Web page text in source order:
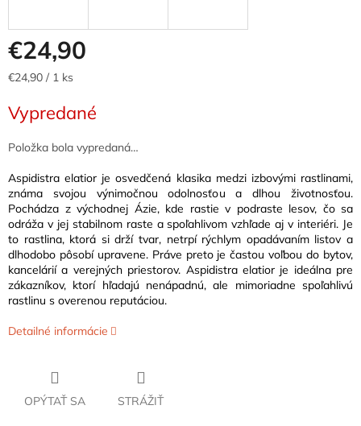
€24,90
Jednotková
€24,90 / 1 ks
Vypredané
Položka bola vypredaná…
Aspidistra elatior je osvedčená klasika medzi izbovými rastlinami,
známa svojou výnimočnou odolnosťou a dlhou životnosťou.
Pochádza z východnej Ázie, kde rastie v podraste lesov, čo sa
odráža v jej stabilnom raste a spoľahlivom vzhľade aj v interiéri. Je
to rastlina, ktorá si drží tvar, netrpí rýchlym opadávaním listov a
dlhodobo pôsobí upravene. Práve preto je častou voľbou do bytov,
kancelárií a verejných priestorov. Aspidistra elatior je ideálna pre
zákazníkov, ktorí hľadajú nenápadnú, ale mimoriadne spoľahlivú
rastlinu s overenou reputáciou.
Detailné informácie
OPÝTAŤ SA STRÁŽIŤ